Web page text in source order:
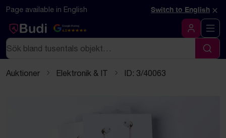
Hoppa till innehåll
Textbaserad (markdown) version av denna sida
Page available in English Switch to English ×
Google Rating
4.5
Logga in
Sök
Sök
Auktioner Elektronik & IT ID: 3/40063